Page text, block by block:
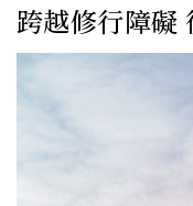
跨越修行障礙